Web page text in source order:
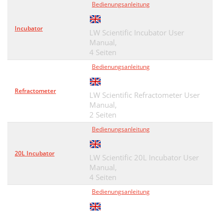
Incubator
Bedienungsanleitung
LW Scientific Incubator User
Manual,
4 Seiten
Refractometer
Bedienungsanleitung
LW Scientific Refractometer User
Manual,
2 Seiten
20L Incubator
Bedienungsanleitung
LW Scientific 20L Incubator User
Manual,
4 Seiten
Bedienungsanleitung